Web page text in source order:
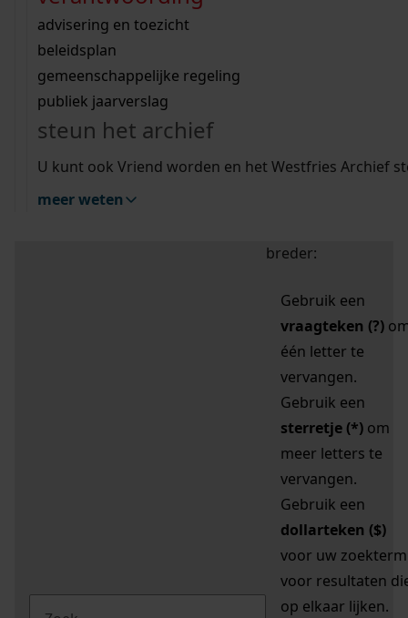
bouwvergunningen
omgevingsvergunningen
vergunningen
beeld en geluid
uitleg nodig?
Wij helpen u op weg met een aantal zoektips.
bekijk alle zoektips
Wij helpen u op weg met een aantal zoektips.
bekijk alle zoektips
bekijk ons geschiedenislokaal
advisering en toezicht
beleidsplan
gemeenschappelijke regeling
publiek jaarverslag
steun het archief
U kunt ook Vriend worden en het Westfries Archief
meer weten
zoektips
Mijn Studiezaal (inloggen)
uw zoekopdracht te
breder:
Gebruik een
vraagteken (?)
één letter te
vervangen.
Gebruik een
sterretje (*) om
meer letters te
vervangen.
Gebruik een
dollarteken ($)
voor uw zoekterm
voor resultaten
op elkaar lijken.